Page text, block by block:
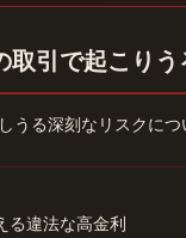
取引で起こりう
うる深刻なリスクに
る違法な高金利